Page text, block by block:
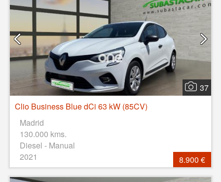
37
Clio Business Blue dCi 63 kW (85CV)
Madrid
130.000 kms.
Diesel - Manual
2021
8.900 €